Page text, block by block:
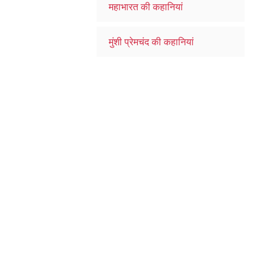
महाभारत की कहानियां
मुंशी प्रेमचंद की कहानियां